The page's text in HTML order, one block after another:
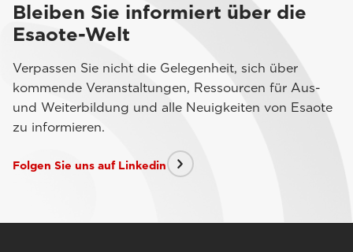
Bleiben Sie informiert über die
Esaote-Welt
Verpassen Sie nicht die Gelegenheit, sich über
kommende Veranstaltungen, Ressourcen für Aus-
und Weiterbildung und alle Neuigkeiten von Esaote
zu informieren.
Folgen Sie uns auf Linkedin